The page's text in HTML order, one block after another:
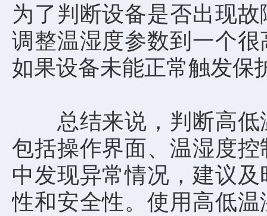
为了判断设备是否出现
调整温湿度参数到一个
如果设备未能正常触发保
总结来说，判断高低
包括操作界面、温湿度
中发现异常情况，建议
性和安全性。使用高低